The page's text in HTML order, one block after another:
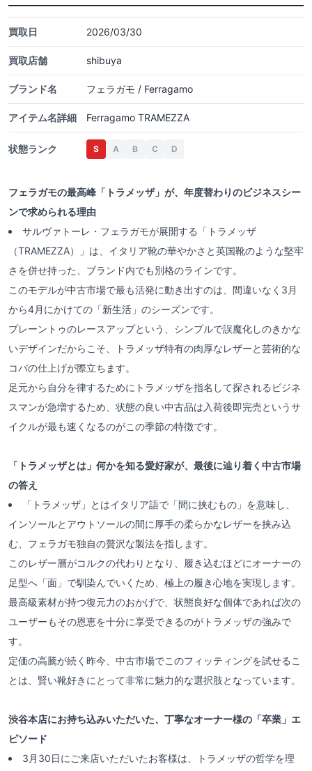
買取日 2026/03/30
買取店舗 shibuya
ブランド名 フェラガモ / Ferragamo
アイテム名詳細 Ferragamo TRAMEZZA
状態ランク S A B C D
フェラガモの最高峰「トラメッザ」が、年度替わりのビジネスシー
ンで求められる理由
サルヴァトーレ・フェラガモが展開する「トラメッザ
（TRAMEZZA）」は、イタリア靴の華やかさと英国靴のような堅牢
さを併せ持った、ブランド内でも別格のラインです。
このモデルが中古市場で最も活発に動き出すのは、間違いなく3月
から4月にかけての「新生活」のシーズンです。
プレーントゥのレースアップという、シンプルで誤魔化しのきかな
いデザインだからこそ、トラメッザ特有の肉厚なレザーと芸術的な
コバの仕上げが際立ちます。
足元から自分を律するためにトラメッザを指名して探されるビジネ
スマンが急増するため、状態の良い中古品は入荷後即完売というサ
イクルが最も速くなるのがこの季節の特徴です。
「トラメッザとは」何かを知る愛好家が、最後に辿り着く中古市場
の答え
「トラメッザ」とはイタリア語で「間に挟むもの」を意味し、
インソールとアウトソールの間に厚手の柔らかなレザーを挟み込
む、フェラガモ独自の贅沢な製法を指します。
このレザー層がコルクの代わりとなり、履き込むほどにオーナーの
足型へ「面」で馴染んでいくため、極上の履き心地を実現します。
最高級素材が持つ復元力のおかげで、状態良好な個体であれば次の
ユーザーもその恩恵を十分に享受できるのがトラメッザの強みで
す。
定価の高騰が続く昨今、中古市場でこのフィッティングを試せるこ
とは、賢い靴好きにとって非常に魅力的な選択肢となっています。
渋谷本店にお持ち込みいただいた、丁寧なオーナー様の「卒業」エ
ピソード
3月30日にご来店いただいたお客様は、トラメッザの哲学を理